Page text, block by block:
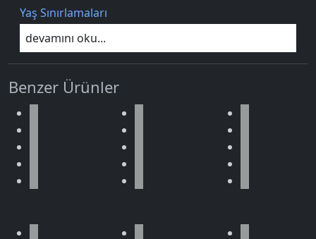
Yaş Sınırlamaları
devamını oku...
Benzer Ürünler